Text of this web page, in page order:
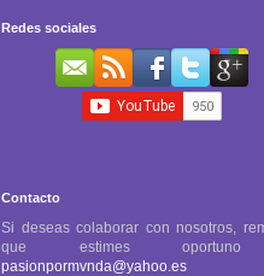
Redes sociales
Contacto
Si deseas colaborar con nosotros,
que estimes
pasionpormvnda@yahoo.es